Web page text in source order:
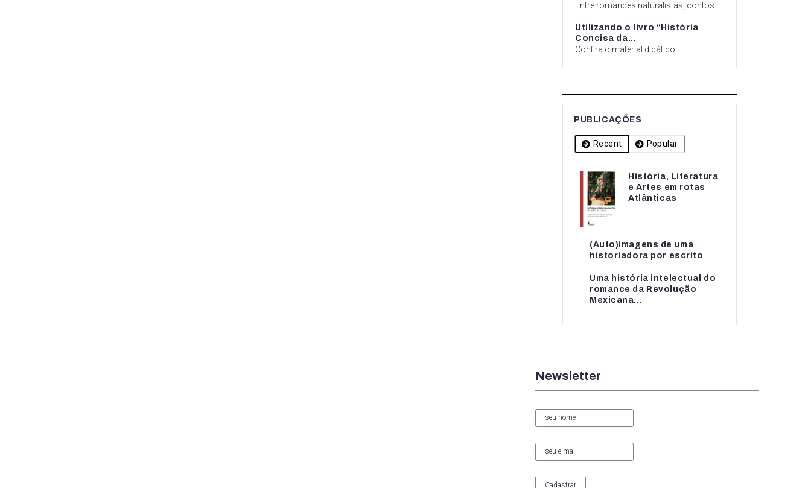
Entre romances naturalistas, contos...
Utilizando o livro “História
Concisa da...
Confira o material didático...
PUBLICAÇÕES
Recent Popular
História, Literatura
e Artes em rotas
Atlânticas
(Auto)imagens de uma
historiadora por escrito
Uma história intelectual do
romance da Revolução
Mexicana...
História, Literatura
e Artes em rotas...
(Auto)imagens de uma
historiadora por escrito
Uma história intelectual do
romance da...
Newsletter